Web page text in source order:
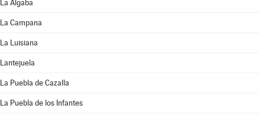
La Algaba
La Campana
La Luisiana
Lantejuela
La Puebla de Cazalla
La Puebla de los Infantes